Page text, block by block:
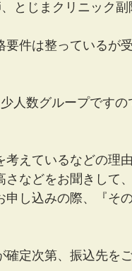
とじまクリニック副
件は整っているが
人数グループですの
えているなどの理
などをお聞きして
し込みの際、『そ
定次第、振込先を